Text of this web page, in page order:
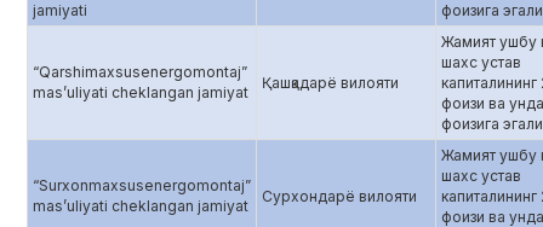
jamiyati
фоизига
“Qarshimaxsusenergomontaj”
mas’uliyati cheklangan jamiyat
Қашқадарё вилояти
Жамият ушбу
шахс устав
капиталининг
фоизи ва
фоизига
“Surxonmaxsusenergomontaj”
mas’uliyati cheklangan jamiyat
Сурхондарё вилояти
Жамият ушбу
шахс устав
капиталининг
фоизи ва